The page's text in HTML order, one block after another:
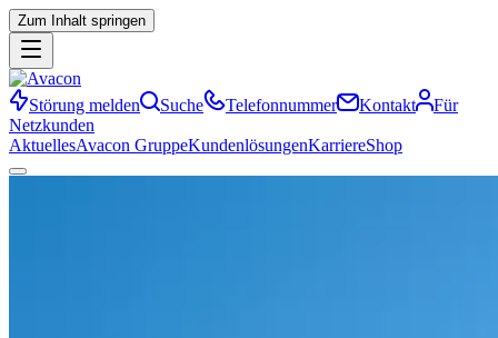
Zum Inhalt springen
Störung melden Suche Telefonnummer Kontakt
Für
Netzkunden
AktuellesAvacon GruppeKundenlösungenKarriereShop